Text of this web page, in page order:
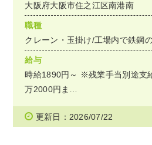
大阪府大阪市住之江区南港南
職種
クレーン・玉掛け/工場内で鉄鋼
給与
時給1890円～ ※残業手当別途支
万2000円ま…
更新日：2026/07/22